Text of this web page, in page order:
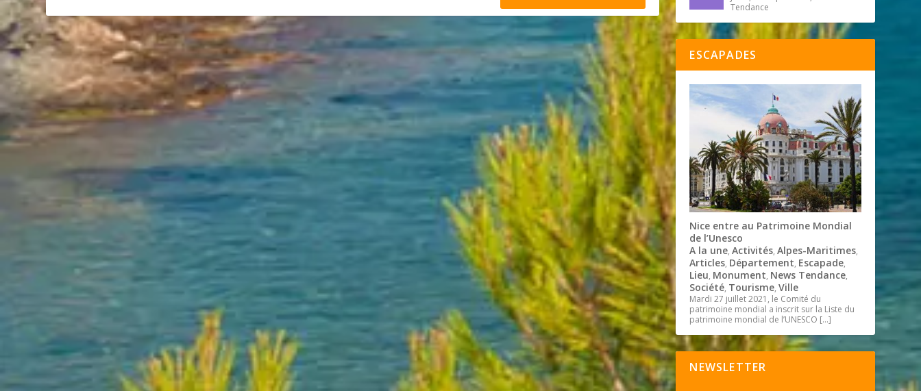
Tendance
ESCAPADES
Nice entre au Patrimoine Mondial
de l’Unesco
A la une,Activités,Alpes-Maritimes,
Articles, Département, Escapade,
Lieu, Monument, News Tendance,
Société, Tourisme,Ville
Mardi 27 juillet 2021, le Comité du
patrimoine mondial a inscrit sur la Liste du
patrimoine mondial de l’UNESCO […]
NEWSLETTER